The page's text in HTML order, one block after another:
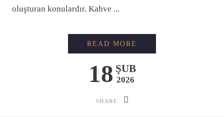
oluşturan konulardır. Kahve ...
18 ŞUB
2026
READ MORE
SHARE